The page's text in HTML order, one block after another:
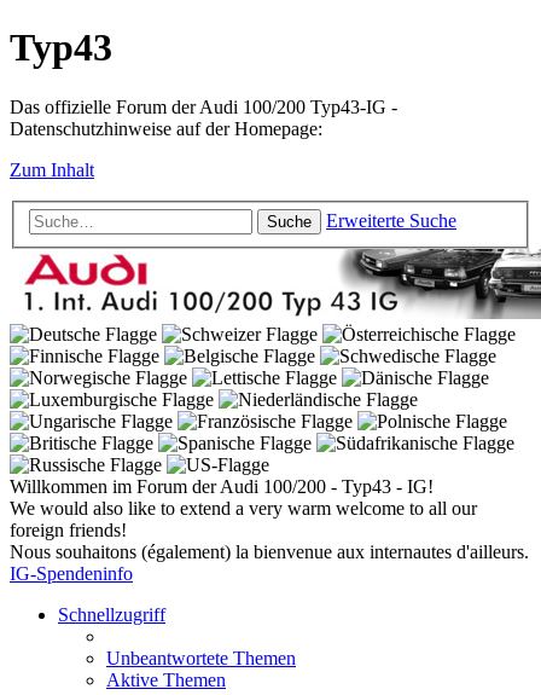
Typ43
Das offizielle Forum der Audi 100/200 Typ43-IG -
Datenschutzhinweise auf der Homepage:
Zum Inhalt
Suche Erweiterte Suche
Willkommen im Forum der Audi 100/200 - Typ43 - IG!
We would also like to extend a very warm welcome to all our
foreign friends!
Nous souhaitons (également) la bienvenue aux internautes d'ailleurs.
IG-Spendeninfo
Schnellzugriff
Unbeantwortete Themen
Aktive Themen